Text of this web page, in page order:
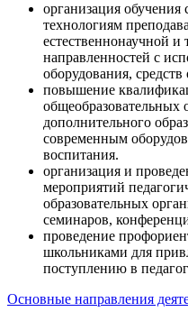
организация обучения
технологиям
естественнонаучной и
направленностей с
оборудования,
повышение
общеобразовательных
дополнительного
современным
воспитания.
организация и
мероприятий
образовательных
семинаров,
проведение
школьниками для
поступлению в
Основные направления